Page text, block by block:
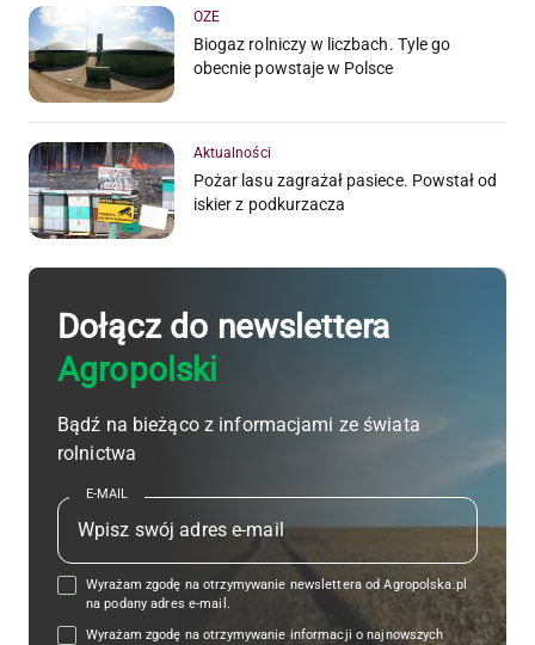
OZE
Biogaz rolniczy w liczbach. Tyle go
obecnie powstaje w Polsce
Aktualności
Pożar lasu zagrażał pasiece. Powstał od
iskier z podkurzacza
Dołącz do newslettera
Agropolski
Bądź na bieżąco z informacjami ze świata
rolnictwa
E-MAIL
Wyrażam zgodę na otrzymywanie newslettera od Agropolska.pl
na podany adres e-mail.
Wyrażam zgodę na otrzymywanie informacji o najnowszych